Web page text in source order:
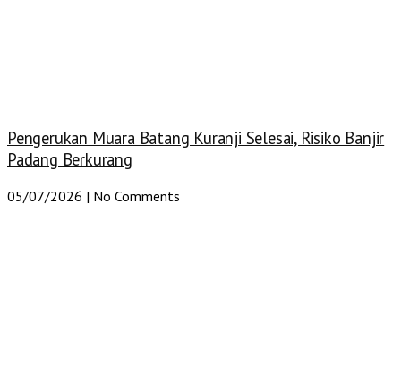
Pengerukan Muara Batang Kuranji Selesai, Risiko Banjir
Padang Berkurang
05/07/2026 No Comments